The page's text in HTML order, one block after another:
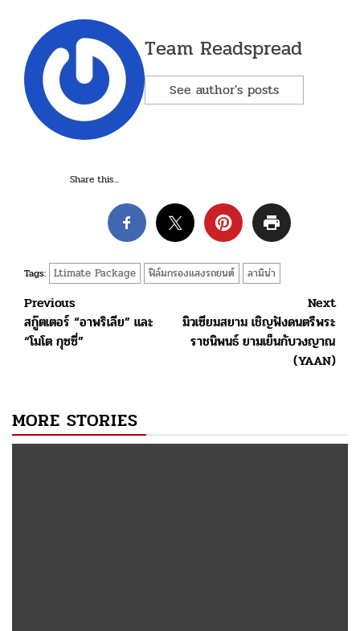
Team Readspread
See author's posts
Share this...
Tags: Ltimate Package ฟิล์มกรองแสงรถยนต์ ลามิน่า
Post
navigation
Previous
สกู๊ตเตอร์ “อาพริเลีย” และ
“โมโต กุซซี่”
Next
มิวเซียมสยาม เชิญฟังดนตรีพระ
ราชนิพนธ์ ยามเย็นกับวงญาณ
(YAAN)
MORE STORIES